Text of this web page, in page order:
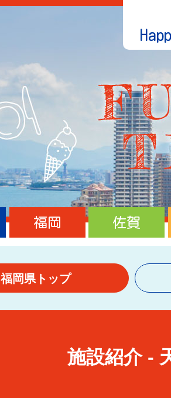
福岡 佐賀
福岡県トップ
施設紹介-